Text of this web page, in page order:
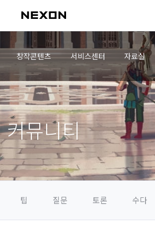
창작콘텐츠 서비스센터 자료실
커뮤니티
팁 질문 토론 수다